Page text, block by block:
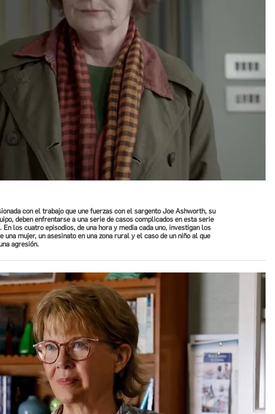
con el trabajo que une fuerzas con el sargento Joe Ashworth, su
deben enfrentarse a una serie de casos complicados en esta serie
los cuatro episodios, de una hora y media cada uno, investigan los
mujer, un asesinato en una zona rural y el caso de un niño al que
agresión.